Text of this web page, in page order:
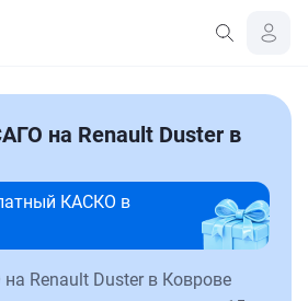
на Renault Duster в
КАСКО в
Renault Duster в Коврове